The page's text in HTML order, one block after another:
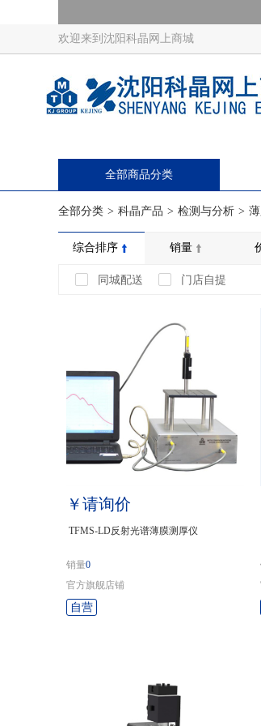
欢迎来到沈阳科晶网上商城
全部商品分类
全部分类 > 科晶产品 > 检测与分析 >
综合排序 销量
同城配送 门店自提
￥请询价
TFMS-LD反射光谱薄膜测厚仪
销量0
官方旗舰店铺
自营